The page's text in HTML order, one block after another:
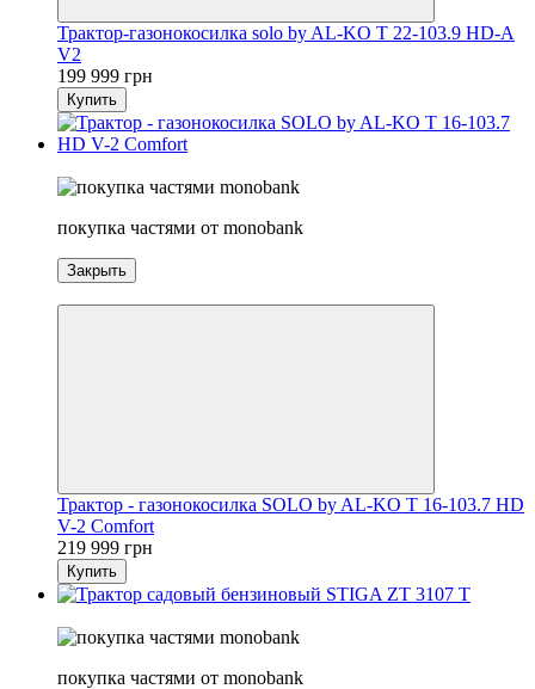
Трактор-газонокосилка solo by AL-KO T 22-103.9 HD-A
V2
199 999 грн
Купить
покупка частями от monobank
Закрыть
Трактор - газонокосилка SOLO by AL-KO T 16-103.7 HD
V-2 Comfort
219 999 грн
Купить
покупка частями от monobank